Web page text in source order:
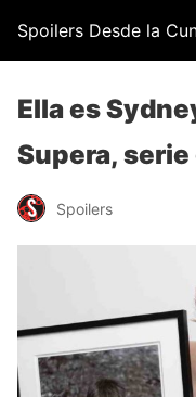
Spoilers Desde la
Ella es
Supera,
Spoilers